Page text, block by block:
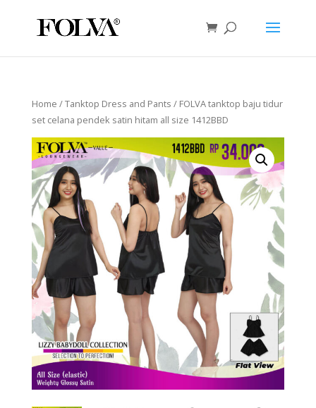
Home /Tanktop Dress and Pants / FOLVA tanktop baju tidur
set celana pendek satin hitam all size 1412BBD